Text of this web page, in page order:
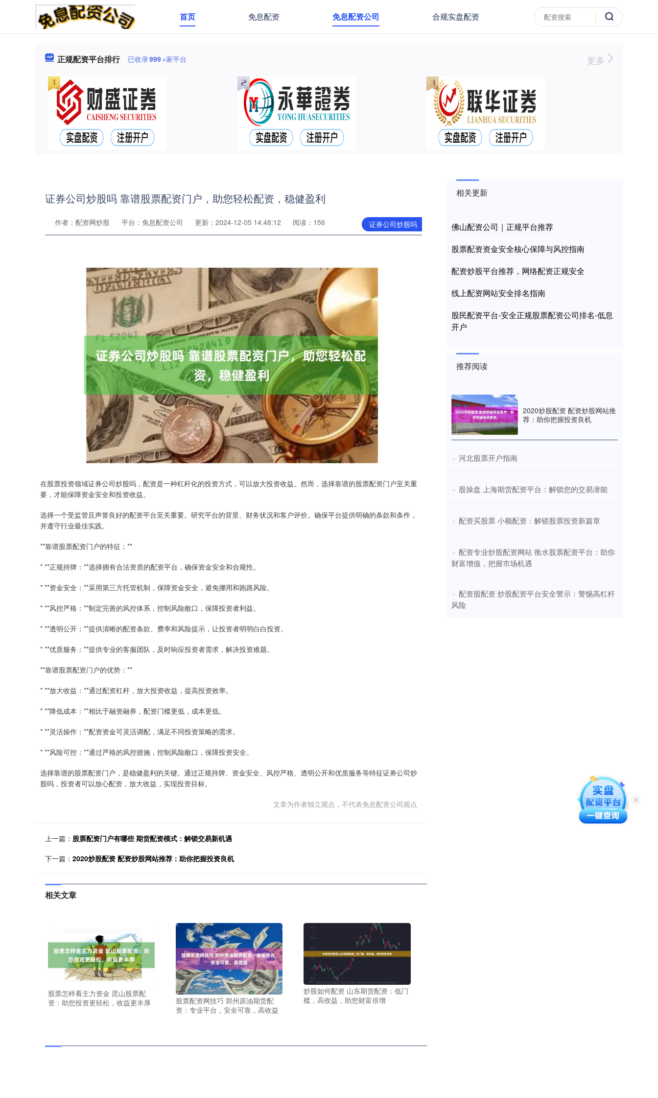
首页 免息配资 免息配资公司 合规实盘配资
正规配资平台排行 已收录999+家平台 更多
证券公司炒股吗 靠谱股票配资门户，助您轻松配资，稳健盈利
证券公司炒股吗
作者：配资网炒股 平台：免息配资公司 更新：2024-12-05 14:48:12 阅读：156
在股票投资领域证券公司炒股吗，配资是一种杠杆化的投资方式，可以放大投资收益。然而，选择靠谱的股票配资门户至关重
要，才能保障资金安全和投资收益。
选择一个受监管且声誉良好的配资平台至关重要。研究平台的背景、财务状况和客户评价。确保平台提供明确的条款和条件，
并遵守行业最佳实践。
**靠谱股票配资门户的特征：**
* **正规持牌：**选择拥有合法资质的配资平台，确保资金安全和合规性。
* **资金安全：**采用第三方托管机制，保障资金安全，避免挪用和跑路风险。
* **风控严格：**制定完善的风控体系，控制风险敞口，保障投资者利益。
* **透明公开：**提供清晰的配资条款、费率和风险提示，让投资者明明白白投资。
* **优质服务：**提供专业的客服团队，及时响应投资者需求，解决投资难题。
**靠谱股票配资门户的优势：**
* **放大收益：**通过配资杠杆，放大投资收益，提高投资效率。
* **降低成本：**相比于融资融券，配资门槛更低，成本更低。
* **灵活操作：**配资资金可灵活调配，满足不同投资策略的需求。
* **风险可控：**通过严格的风控措施，控制风险敞口，保障投资安全。
选择靠谱的股票配资门户，是稳健盈利的关键。通过正规持牌、资金安全、风控严格、透明公开和优质服务等特征证券公司炒
股吗，投资者可以放心配资，放大收益，实现投资目标。
文章为作者独立观点，不代表免息配资公司观点
上一篇： 股票配资门户有哪些 期货配资模式：解锁交易新机遇
下一篇： 2020炒股配资 配资炒股网站推荐：助你把握投资良机
相关文章
股票怎样看主力资金 昆山股票配
资：助您投资更轻松，收益更丰厚
股票配资网技巧 郑州原油期货配
资：专业平台，安全可靠，高收益
炒股如何配资 山东期货配资：低门
槛，高收益，助您财富倍增
相关更新
佛山配资公司｜正规平台推荐
股票配资资金安全核心保障与风控指南
配资炒股平台推荐，网络配资正规安全
线上配资网站安全排名指南
股民配资平台-安全正规股票配资公司排名-低息
开户
推荐阅读
2020炒股配资 配资炒股网站推
荐：助你把握投资良机
· ​河北股票开户指南
· ​股操盘 上海期货配资平台：解锁您的交易潜能
· ​配资买股票 小额配资：解锁股票投资新篇章
· ​配资专业炒股配资网站 衡水股票配资平台：助你
财富增值，把握市场机遇
· ​配资股配资 炒股配资平台安全警示：警惕高杠杆
风险